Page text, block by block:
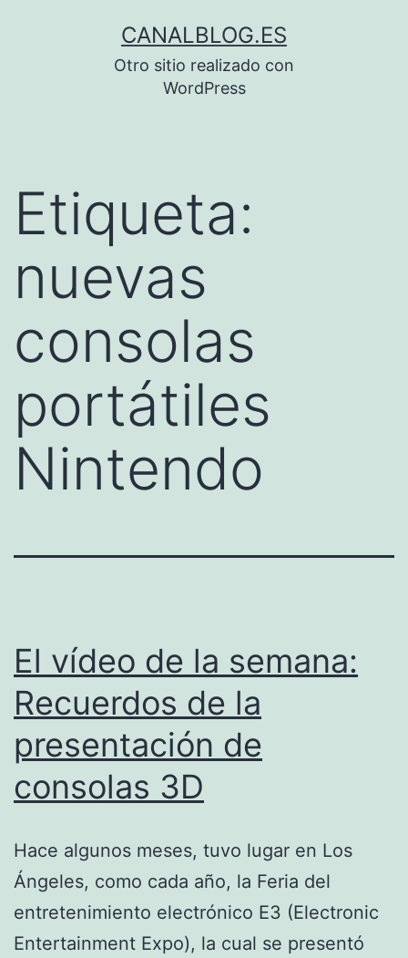
CANALBLOG.ES
Otro sitio realizado con
WordPress
Etiqueta:
nuevas
consolas
portátiles
Nintendo
El vídeo de la semana:
Recuerdos de la
presentación de
consolas 3D
Hace algunos meses, tuvo lugar en Los
Ángeles, como cada año, la Feria del
entretenimiento electrónico E3 (Electronic
Entertainment Expo), la cual se presentó